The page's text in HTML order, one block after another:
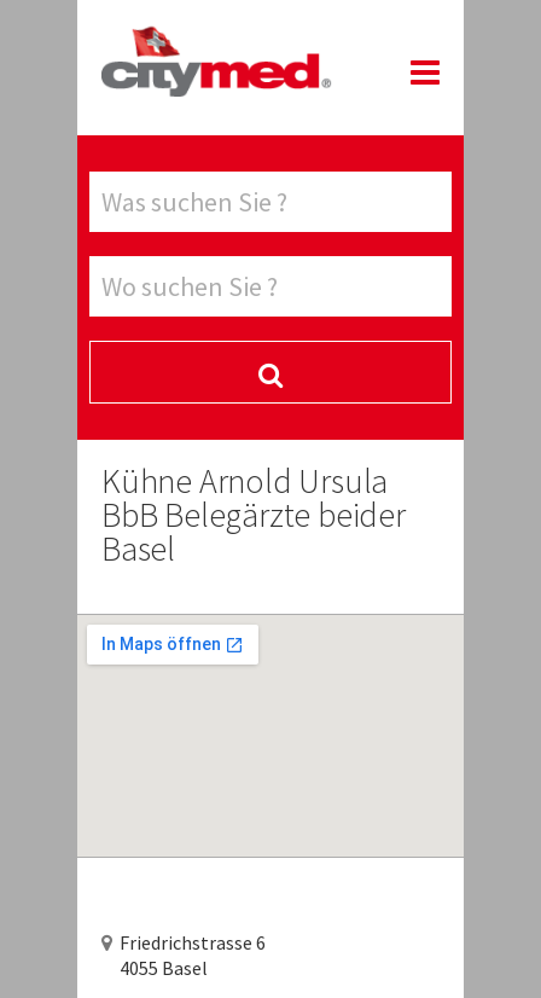
Kühne Arnold Ursula
BbB Belegärzte beider
Basel
Friedrichstrasse 6
4055 Basel